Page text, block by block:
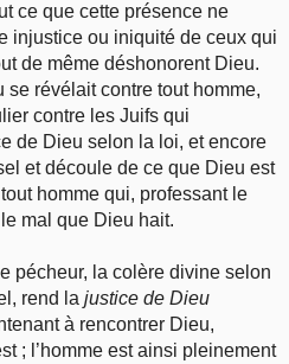
ce que cette présence ne
injustice ou iniquité de ceux qui
de même déshonorent Dieu.
se révélait contre tout homme,
contre les Juifs qui
de Dieu selon la loi, et encore
et découle de ce que Dieu est
homme qui, professant le
mal que Dieu hait.
pécheur, la colère divine selon
rend la justice de Dieu
à rencontrer Dieu,
; l’homme est ainsi pleinement